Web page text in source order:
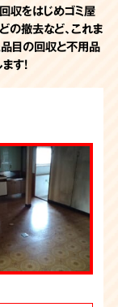
収をはじめゴミ屋
の撤去など、これま
目の回収と不用品
す！